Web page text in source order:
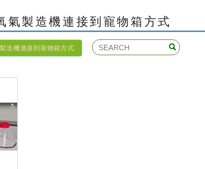
氣製造機連接到寵物箱方式
造機連接到寵物箱方式